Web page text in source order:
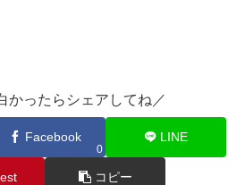
かったらシェアしてね／
Facebook
0
LINE
コピー